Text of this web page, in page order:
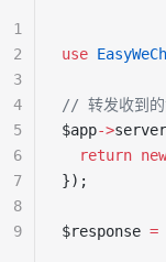
use
// 转发收到的
$app->server
  return
new
});
$response =
1
2
3
4
5
6
7
8
9